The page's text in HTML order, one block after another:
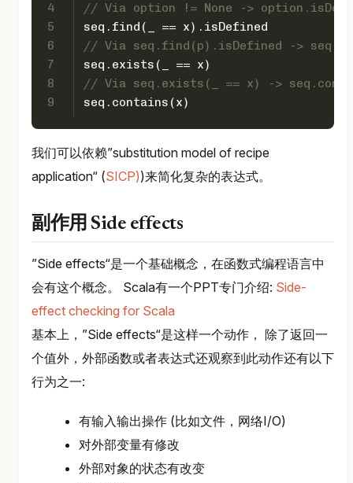
4
5
6
7
8
9
// Via option != None ->
seq.find(_ == x).isDefined
// Via seq.find(p).isDefined ->
seq.exists(_ == x)
// Via seq.exists(_ == x) ->
seq.contains(x)
我们可以依赖”substitution model of recipe
application“ (SICP))来简化复杂的表达式。
副作用 Side effects
”Side effects“是一个基础概念，在函数式编程语言中
会有这个概念。 Scala有一个PPT专门介绍: Side-
effect checking for Scala
基本上，”Side effects“是这样一个动作， 除了返回一
个值外，外部函数或者表达式还观察到此动作还有以下
行为之一:
有输入输出操作 (比如文件，网络I/O)
对外部变量有修改
外部对象的状态有改变